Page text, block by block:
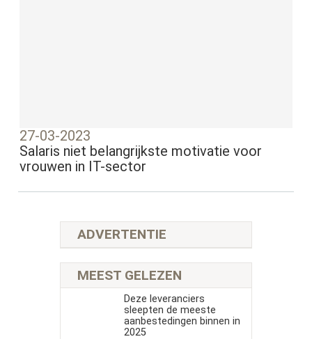
27-03-2023
Salaris niet belangrijkste motivatie voor
vrouwen in IT-sector
ADVERTENTIE
MEEST GELEZEN
Deze leveranciers
sleepten de meeste
aanbestedingen binnen in
2025